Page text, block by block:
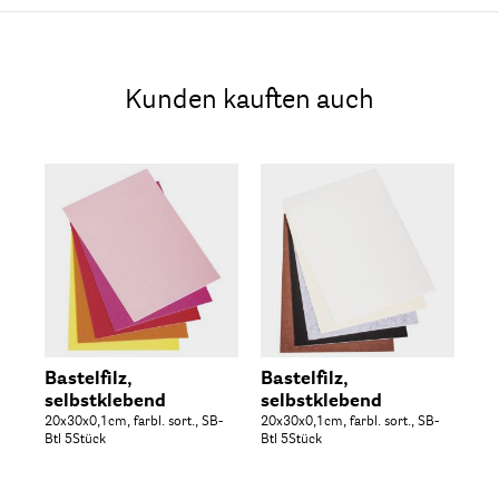
Kunden kauften auch
Bastelfilz,
selbstklebend
20x30x0,1cm, farbl. sort., SB-
Btl 5Stück
Bastelfilz,
selbstklebend
20x30x0,1cm, farbl. sort., SB-
Btl 5Stück